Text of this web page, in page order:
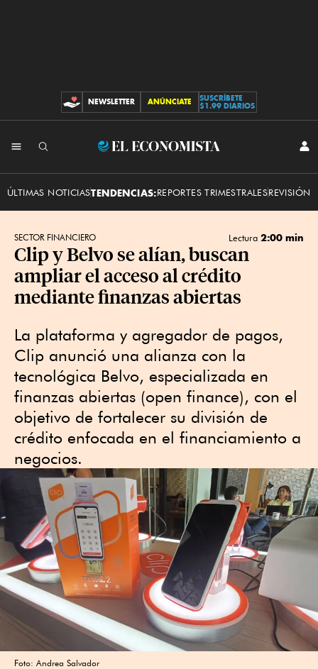
CONTRIBUCIONES
NEWSLETTER ANÚNCIATE
SUSCRÍBETE
$1.99 DIARIOS
El
ÚLTIMAS NOTICIASTENDENCIAS:REPORTES TRIMESTRALESREVISIÓN
SECTOR FINANCIERO Lectura 2:00 min
Clip y Belvo se alían, buscan
ampliar el acceso al crédito
mediante finanzas abiertas
La plataforma y agregador de pagos,
Clip anunció una alianza con la
tecnológica Belvo, especializada en
finanzas abiertas (open finance), con el
objetivo de fortalecer su división de
crédito enfocada en el financiamiento a
negocios.
Foto: Andrea Salvador